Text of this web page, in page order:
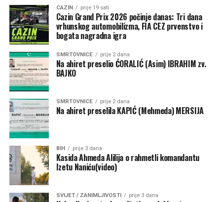
CAZIN prije 19 sati
Cazin Grand Prix 2026 počinje danas: Tri dana
vrhunskog automobilizma, FIA CEZ prvenstvo i
bogata nagradna igra
SMRTOVNICE prije 2 dana
Na ahiret preselio ĆORALIĆ (Asim) IBRAHIM zv.
BAJKO
SMRTOVNICE prije 2 dana
Na ahiret preselila KAPIĆ (Mehmeda) MERSIJA
BIH prije 3 dana
Kasida Ahmeda Alilija o rahmetli komandantu
Izetu Naniću(video)
SVIJET / ZANIMLJIVOSTI prije 3 dana